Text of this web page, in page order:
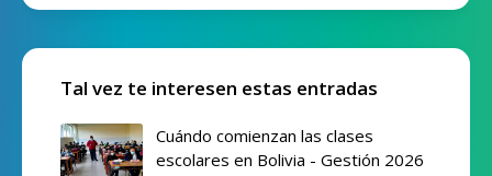
Tal vez te interesen estas entradas
Cuándo comienzan las clases
escolares en Bolivia - Gestión 2026